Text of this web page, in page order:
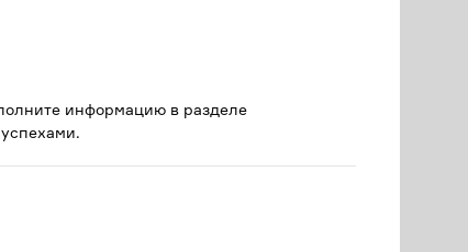
информацию в разделе